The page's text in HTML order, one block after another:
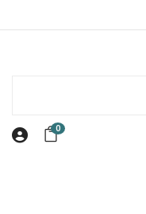
0